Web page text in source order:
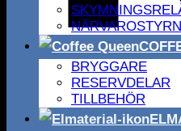
BRYGGARE
RESERVDELAR
TILLBEHÖR